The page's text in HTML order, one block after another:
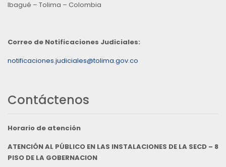
Ibagué – Tolima – Colombia
Correo de Notificaciones Judiciales:
notificaciones.judiciales@tolima.gov.co
Contáctenos
Horario de atención
ATENCIÓN AL PÚBLICO EN LAS INSTALACIONES DE LA SECD – 8
PISO DE LA GOBERNACION